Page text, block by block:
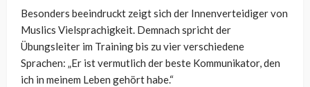
Besonders beeindruckt zeigt sich der Innenverteidiger von
Muslics Vielsprachigkeit. Demnach spricht der
Übungsleiter im Training bis zu vier verschiedene
Sprachen: „Er ist vermutlich der beste Kommunikator, den
ich in meinem Leben gehört habe.“